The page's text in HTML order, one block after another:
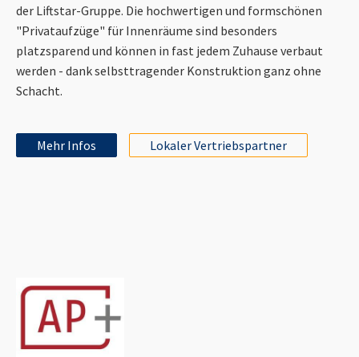
der Liftstar-Gruppe. Die hochwertigen und formschönen
"Privataufzüge" für Innenräume sind besonders
platzsparend und können in fast jedem Zuhause verbaut
werden - dank selbsttragender Konstruktion ganz ohne
Schacht.
Mehr Infos Lokaler Vertriebspartner